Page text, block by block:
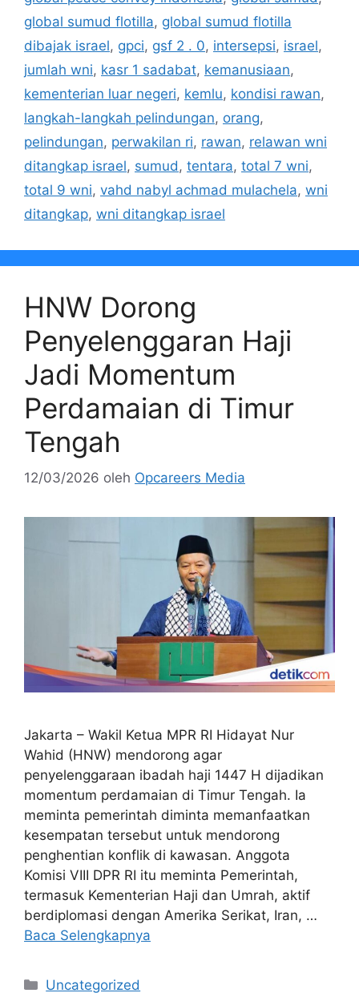
global sumud flotilla, global sumud flotilla
dibajak israel, gpci, gsf 2 . 0, intersepsi, israel,
jumlah wni, kasr 1 sadabat, kemanusiaan,
kementerian luar negeri, kemlu, kondisi rawan,
langkah-langkah pelindungan, orang,
pelindungan, perwakilan ri, rawan, relawan wni
ditangkap israel, sumud, tentara, total 7 wni,
total 9 wni, vahd nabyl achmad mulachela, wni
ditangkap, wni ditangkap israel
HNW Dorong
Penyelenggaran Haji
Jadi Momentum
Perdamaian di Timur
Tengah
12/03/2026 oleh Opcareers Media
Jakarta – Wakil Ketua MPR RI Hidayat Nur
Wahid (HNW) mendorong agar
penyelenggaraan ibadah haji 1447 H dijadikan
momentum perdamaian di Timur Tengah. Ia
meminta pemerintah diminta memanfaatkan
kesempatan tersebut untuk mendorong
penghentian konflik di kawasan. Anggota
Komisi VIII DPR RI itu meminta Pemerintah,
termasuk Kementerian Haji dan Umrah, aktif
berdiplomasi dengan Amerika Serikat, Iran, …
Baca Selengkapnya
Kategori
Uncategorized